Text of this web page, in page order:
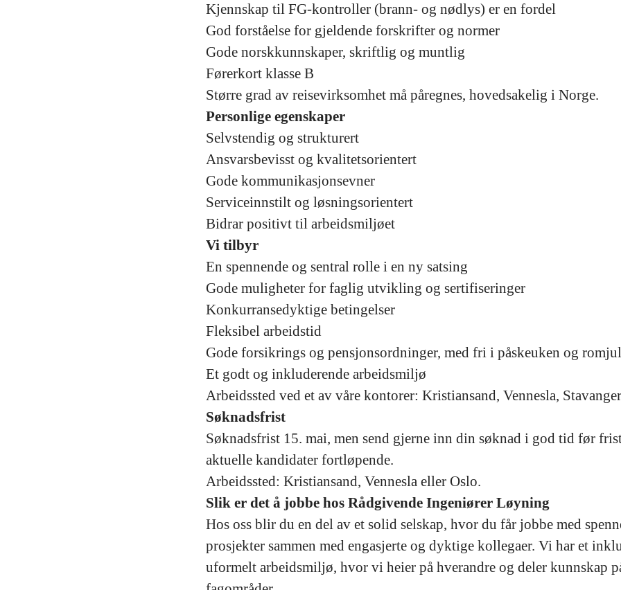
Kjennskap til FG-kontroller (brann- og nødlys) er en fordel
God forståelse for gjeldende forskrifter og normer
Gode norskkunnskaper, skriftlig og muntlig
Førerkort klasse B
Større grad av reisevirksomhet må påregnes, hovedsakelig i Norge.
Personlige egenskaper
Selvstendig og strukturert
Ansvarsbevisst og kvalitetsorientert
Gode kommunikasjonsevner
Serviceinnstilt og løsningsorientert
Bidrar positivt til arbeidsmiljøet
Vi tilbyr
En spennende og sentral rolle i en ny satsing
Gode muligheter for faglig utvikling og sertifiseringer
Konkurransedyktige betingelser
Fleksibel arbeidstid
Gode forsikrings og pensjonsordninger, med fri i påskeuken og
Et godt og inkluderende arbeidsmiljø
Arbeidssted ved et av våre kontorer: Kristiansand, Vennesla,
Søknadsfrist
Søknadsfrist 15. mai, men send gjerne inn din søknad i god tid før
aktuelle kandidater fortløpende.
Arbeidssted: Kristiansand, Vennesla eller Oslo.
Slik er det å jobbe hos Rådgivende Ingeniører Løyning
Hos oss blir du en del av et solid selskap, hvor du får jobbe med
prosjekter sammen med engasjerte og dyktige kollegaer. Vi har et
uformelt arbeidsmiljø, hvor vi heier på hverandre og deler kunnskap